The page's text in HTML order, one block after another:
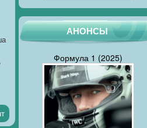
АНОНСЫ
Формула 1 (2025)